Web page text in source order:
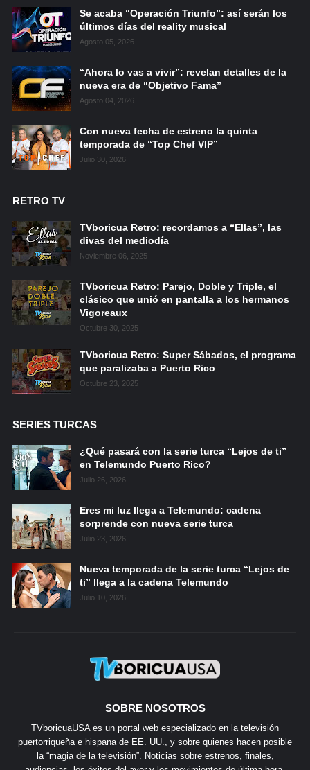
Se acaba “Operación Triunfo”: así serán los
últimos días del reality musical
Agosto 05, 2026
“Ahora lo vas a vivir”: revelan detalles de la
nueva era de “Objetivo Fama”
Agosto 04, 2026
Con nueva fecha de estreno la quinta
temporada de “Top Chef VIP”
Julio 30, 2026
RETRO TV
TVboricua Retro: recordamos a “Ellas”, las
divas del mediodía
Noviembre 06, 2025
TVboricua Retro: Parejo, Doble y Triple, el
clásico que unió en pantalla a los hermanos
Vigoreaux
Octubre 30, 2025
TVboricua Retro: Super Sábados, el programa
que paralizaba a Puerto Rico
Octubre 23, 2025
SERIES TURCAS
¿Qué pasará con la serie turca “Lejos de ti”
en Telemundo Puerto Rico?
Julio 26, 2026
Eres mi luz llega a Telemundo: cadena
sorprende con nueva serie turca
Julio 23, 2026
Nueva temporada de la serie turca “Lejos de
ti” llega a la cadena Telemundo
Julio 10, 2026
SOBRE NOSOTROS
TVboricuaUSA es un portal web especializado en la televisión
puertorriqueña e hispana de EE. UU., y sobre quienes hacen posible
la “magia de la televisión”. Noticias sobre estrenos, finales,